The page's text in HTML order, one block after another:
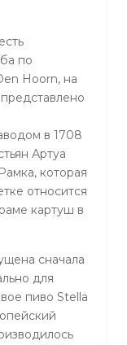
по
Hoorn, на
в 1708
Артуа
которая
относится
картуш в
сначала
для
пиво Stella